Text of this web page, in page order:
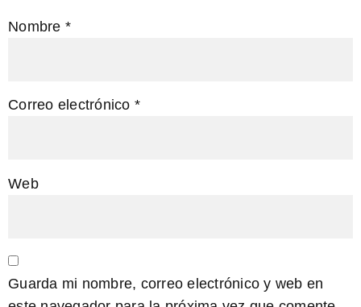
Nombre *
Correo electrónico *
Web
Guarda mi nombre, correo electrónico y web en